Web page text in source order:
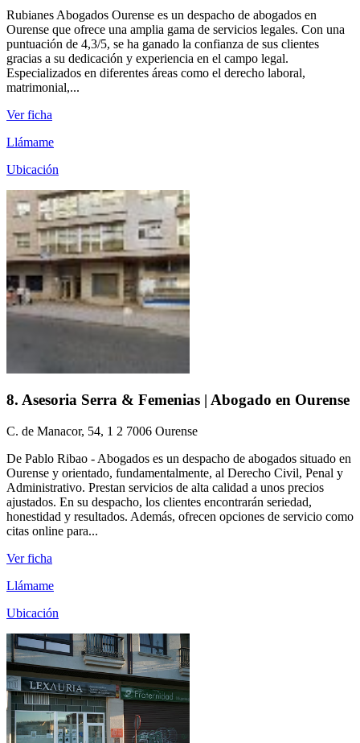
Rubianes Abogados Ourense es un despacho de abogados en
Ourense que ofrece una amplia gama de servicios legales. Con una
puntuación de 4,3/5, se ha ganado la confianza de sus clientes
gracias a su dedicación y experiencia en el campo legal.
Especializados en diferentes áreas como el derecho laboral,
matrimonial,...
Ver ficha
Llámame
Ubicación
8. Asesoria Serra & Femenias | Abogado en Ourense
C. de Manacor, 54, 1 2 7006 Ourense
De Pablo Ribao - Abogados es un despacho de abogados situado en
Ourense y orientado, fundamentalmente, al Derecho Civil, Penal y
Administrativo. Prestan servicios de alta calidad a unos precios
ajustados. En su despacho, los clientes encontrarán seriedad,
honestidad y resultados. Además, ofrecen opciones de servicio como
citas online para...
Ver ficha
Llámame
Ubicación